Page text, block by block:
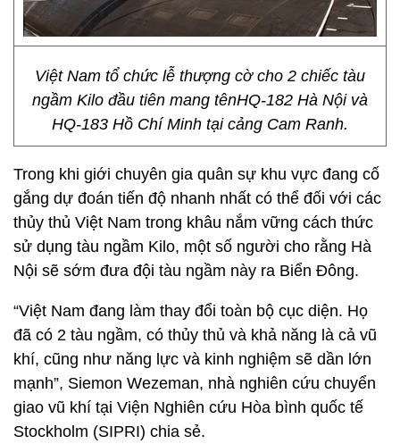
Việt Nam tổ chức lễ thượng cờ cho 2 chiếc tàu
ngầm Kilo đầu tiên mang tênHQ-182 Hà Nội và
HQ-183 Hồ Chí Minh tại cảng Cam Ranh.
Trong khi giới chuyên gia quân sự khu vực đang cố
gắng dự đoán tiến độ nhanh nhất có thể đối với các
thủy thủ Việt Nam trong khâu nắm vững cách thức
sử dụng tàu ngầm Kilo, một số người cho rằng Hà
Nội sẽ sớm đưa đội tàu ngầm này ra Biển Đông.
“Việt Nam đang làm thay đổi toàn bộ cục diện. Họ
đã có 2 tàu ngầm, có thủy thủ và khả năng là cả vũ
khí, cũng như năng lực và kinh nghiệm sẽ dần lớn
mạnh”, Siemon Wezeman, nhà nghiên cứu chuyển
giao vũ khí tại Viện Nghiên cứu Hòa bình quốc tế
Stockholm (SIPRI) chia sẻ.